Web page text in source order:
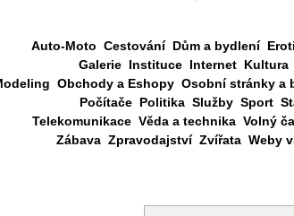
Auto-Moto Cestování Dům a bydlení
Galerie Instituce Internet Kultura
Obchody a Eshopy Osobní stránky a
Počítače Politika Služby Sport
Telekomunikace Věda a technika Volný
Zábava Zpravodajství Zvířata Weby